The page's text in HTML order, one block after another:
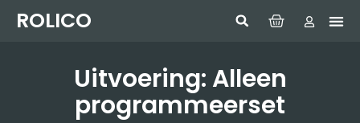
ROLICO
Uitvoering: Alleen
programmeerset